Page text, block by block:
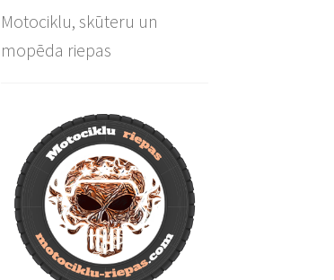
Motociklu, skūteru un
mopēda riepas